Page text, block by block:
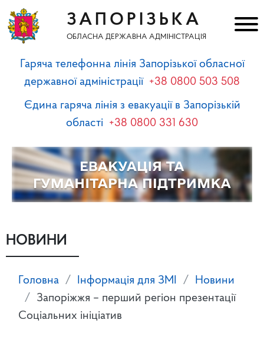
ЗАПОРІЗЬКА
ОБЛАСНА ДЕРЖАВНА АДМІНІСТРАЦІЯ
Гаряча телефонна лінія Запорізької обласної
державної адміністрації +38 0800 503 508
Єдина гаряча лінія з евакуації в Запорізькій
області +38 0800 331 630
НОВИНИ
Головна Інформація для ЗМІ
Новини
Запоріжжя – перший регіон презентації
Соціальних ініціатив